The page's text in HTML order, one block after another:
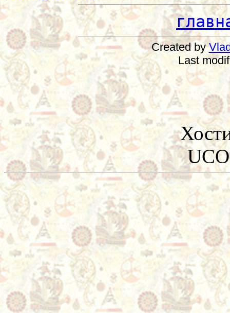
Created by
Last